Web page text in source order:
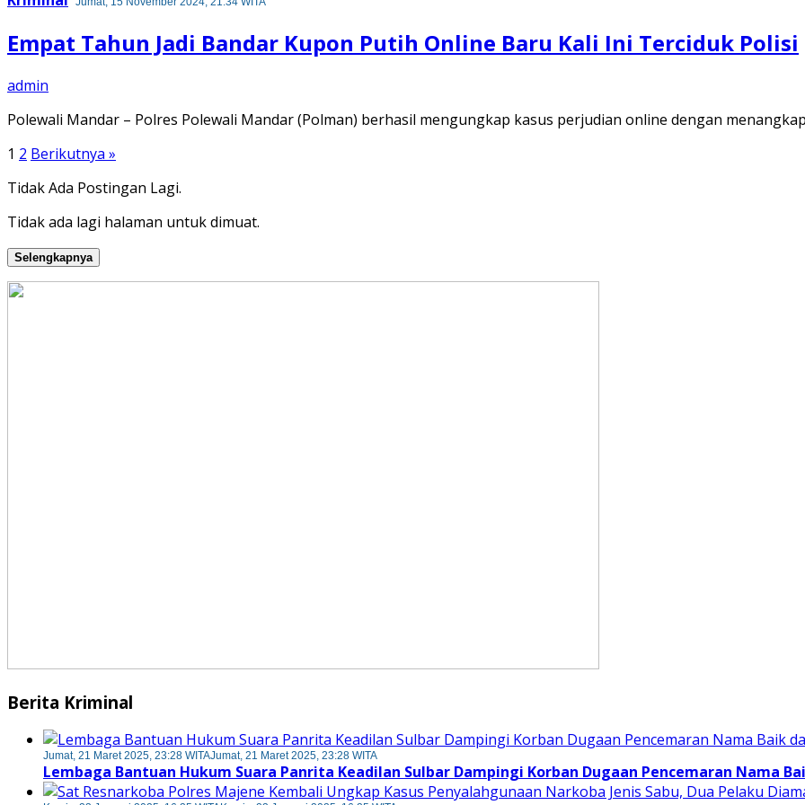
Empat Tahun Jadi Bandar Kupon Putih Online Baru Kali Ini Terciduk Polisi
admin
Polewali Mandar – Polres Polewali Mandar (Polman) berhasil mengungkap kasus perjudian online dengan
Paginasi
pos
1 2 Berikutnya »
Tidak Ada Postingan Lagi.
Tidak ada lagi halaman untuk dimuat.
Selengkapnya
Berita Kriminal
Jumat, 21 Maret 2025, 23:28 WITAJumat, 21 Maret 2025, 23:28 WITA
Lembaga Bantuan Hukum Suara Panrita Keadilan Sulbar Dampingi Korban Dugaan Pencemaran Nama